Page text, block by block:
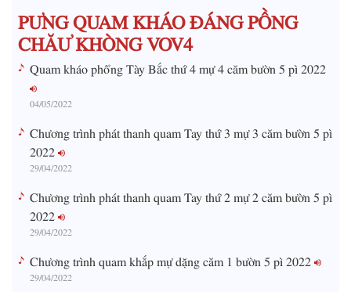
e
PƯNG QUAM KHÁO ĐÁNG PỒNG
CHĂƯ KHÒNG VOV4
Quam kháo phổng Tày Bắc thứ 4 mự 4 căm bườn 5 pì 2022
04/05/2022
Chương trình phát thanh quam Tay thứ 3 mự 3 căm bườn 5 pì
2022
29/04/2022
Chương trình phát thanh quam Tay thứ 2 mự 2 căm bườn 5 pì
2022
29/04/2022
Chương trình quam khắp mự dặng căm 1 bườn 5 pì 2022
29/04/2022